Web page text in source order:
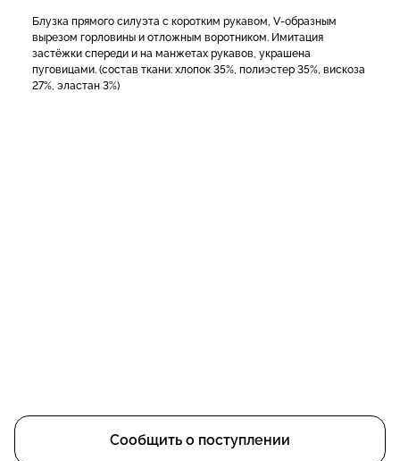
Блузка прямого силуэта с коротким рукавом, V-образным
вырезом горловины и отложным воротником. Имитация
застёжки спереди и на манжетах рукавов, украшена
пуговицами. (состав ткани: хлопок 35%, полиэстер 35%, вискоза
27%, эластан 3%)
Сообщить о поступлении